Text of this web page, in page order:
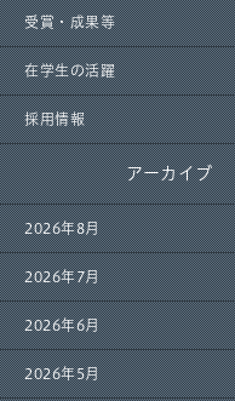
受賞・成果等
在学生の活躍
採用情報
アーカイブ
2026年8月
2026年7月
2026年6月
2026年5月